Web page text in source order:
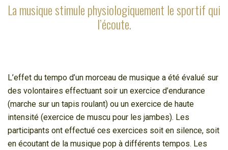
La musique stimule physiologiquement le sportif qui
l’écoute.
L’effet du tempo d’un morceau de musique a été évalué sur
des volontaires effectuant soir un exercice d’endurance
(marche sur un tapis roulant) ou un exercice de haute
intensité (exercice de muscu pour les jambes). Les
participants ont effectué ces exercices soit en silence, soit
en écoutant de la musique pop à différents tempos. Les